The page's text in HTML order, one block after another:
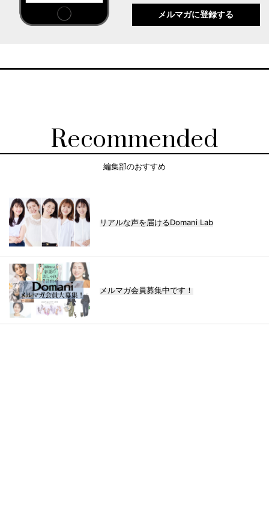
メルマガに登録する
Recommended
編集部のおすすめ
リアルな声を届けるDomani Lab
メルマガ会員募集中です！